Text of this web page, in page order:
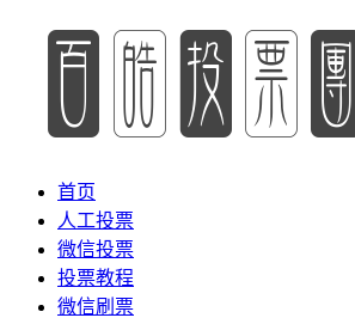
首页
人工投票
微信投票
投票教程
微信刷票